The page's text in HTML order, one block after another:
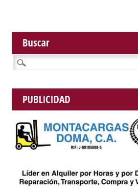
Buscar
Buscar:
PUBLICIDAD